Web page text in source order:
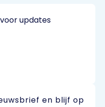
updates
en blijf op